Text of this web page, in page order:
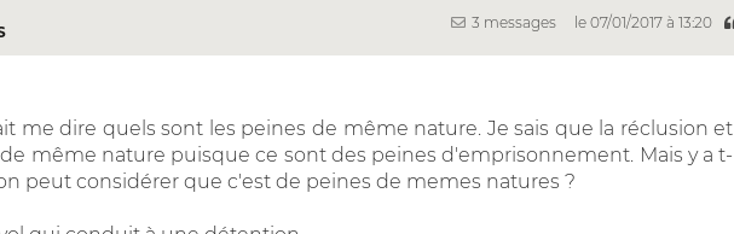
3 messages le 07/01/2017 à 13:20
me dire quels sont les peines de même nature. Je sais que la réclusion et
même nature puisque ce sont des peines d'emprisonnement. Mais y a t-
peut considérer que c'est de peines de memes natures ?